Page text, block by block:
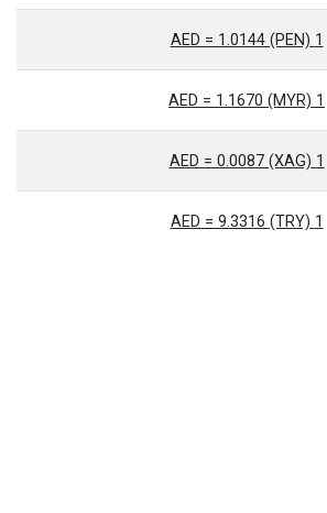
1 AED = 1.0144 (PEN)
1 AED = 1.1670 (MYR)
1 AED = 0.0087 (XAG)
1 AED = 9.3316 (TRY)